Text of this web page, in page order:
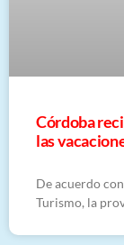
Córdoba
las
De acuerdo
Turismo, la